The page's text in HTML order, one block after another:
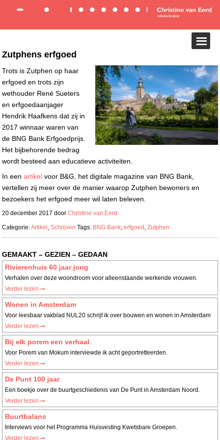
Zutphens erfgoed
Trots is Zutphen op haar
erfgoed en trots zijn
wethouder René Sueters
en erfgoedaanjager
Hendrik Haafkens dat zij in
2017 winnaar waren van
de BNG Bank Erfgoedprijs.
Het bijbehorende bedrag
wordt besteed aan educatieve activiteiten.
In eenartikel voor B&G, het digitale magazine van BNG Bank,
vertellen zij meer over de manier waarop Zutphen bewoners en
bezoekers het erfgoed meer wil laten beleven.
20 december 2017 doorChristine van Eerd
Categorie:Artikel ,Schrijven Tags: BNG Bank,erfgoed ,Zutphen
GEMAAKT – GEZIEN – GEDAAN
Rivierenhuis 60 jaar jong
Verhalen over deze woondroom voor alleenstaande werkende vrouwen.
Verder lezen
Wonen in Amsterdam
Voor leesbaar vakblad NUL20 schrijf ik over bouwen en wonen in Amsterdam
Verder lezen
Bij elk porem een verhaal
Voor Porem van Mokum interviewde ik acht geportretteerden.
Verder lezen
De Punt 100 jaar
Een boekje over de buurtgeschiedenis van De Punt in Amsterdam Noord.
Verder lezen
Buurtbalans
Interviews voor het Programma Huisvesting Kwetsbare Groepen.
Verder lezen